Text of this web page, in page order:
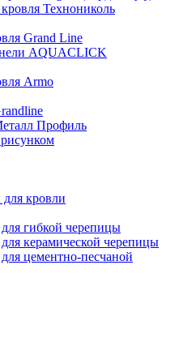
Технониколь
Grand Line
AQUACLICK
Armo
Профиль
кровли
гибкой черепицы
керамической черепицы
цементно-песчаной